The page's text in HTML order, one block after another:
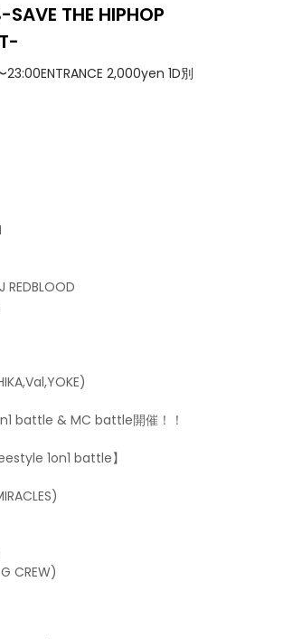
SAVE THE HIPHOP
23:00ENTRANCE 2,000yen 1D別
REDBLOOD
battle & MC battle開催！！
1on1 battle】
CREW)